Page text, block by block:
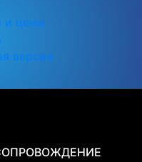
и цены
версия